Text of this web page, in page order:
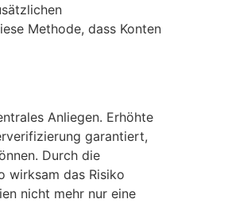
Methode, dass Konten
Anliegen. Erhöhte
garantiert,
Durch die
wirksam das Risiko
nicht mehr nur eine